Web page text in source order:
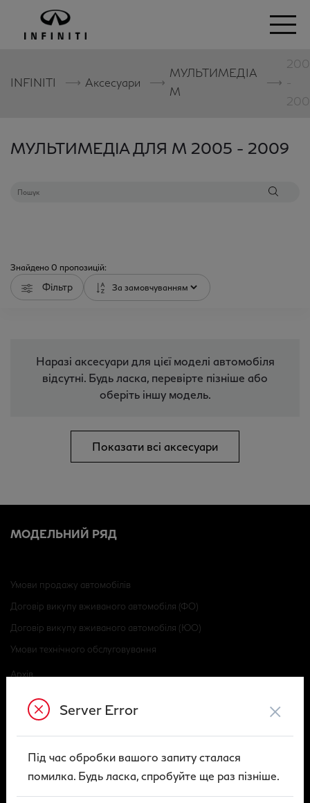
INFINITI ⟶ Аксесуари ⟶
МУЛЬТИМЕДІА
M
⟶ -
МУЛЬТИМЕДІА ДЛЯ M 2005 - 2009
Знайдено 0 пропозицій:
Фільтр
Наразі аксесуари для цієї моделі автомобіля
відсутні. Будь ласка, перевірте пізніше або
оберіть іншу модель.
Показати всі аксесуари
МОДЕЛЬНИЙ РЯД
Умови продажу автомобілів
Договір викупу вживаного автомобіля (ФО)
Договір викупу вживаного автомобіля (ЮО)
Умови технічного обслуговування
Архів
Публічна оферта
Розрахувати кредит
Server Error ×
Під час обробки вашого запиту сталася
помилка. Будь ласка, спробуйте ще раз пізніше.